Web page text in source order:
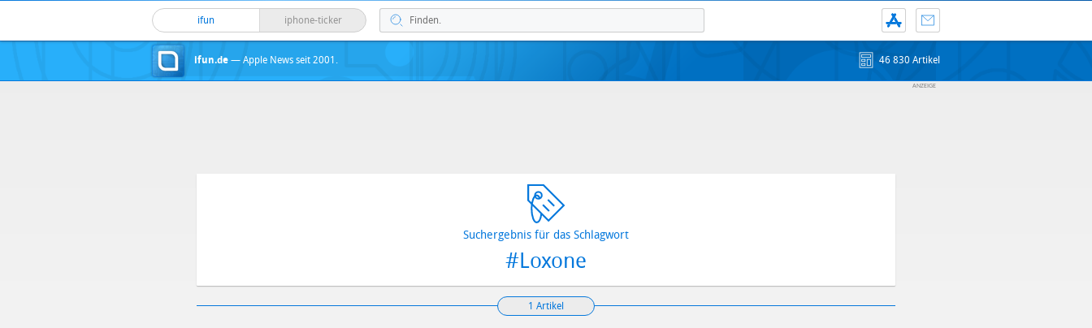
ifun iphone-ticker
ifun.de — Apple News seit 2001. 46 830 Artikel
Suchergebnis für das Schlagwort
#Loxone
1 Artikel